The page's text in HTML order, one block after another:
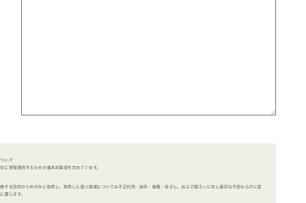
いて
に管理運用するための基本的事項を定めています。
する目的のためのみに取得し、取得した個人情報については不正利用・紛失・破壊・改ざん、および漏えいに対し適切な予防ならびに是
講じます。